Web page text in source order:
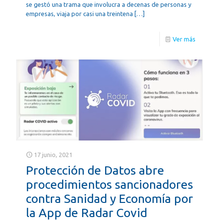
se gestó una trama que involucra a decenas de personas y
empresas, viaja por casi una treintena […]
Ver más
17 junio, 2021
Protección de Datos abre
procedimientos sancionadores
contra Sanidad y Economía por
la App de Radar Covid